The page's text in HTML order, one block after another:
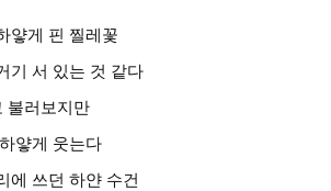
면 하얗게 핀 찔레꽃
거기 서 있는 것 같다
하고 불러보지만
신 하얗게 웃는다
머리에 쓰던 하얀 수건